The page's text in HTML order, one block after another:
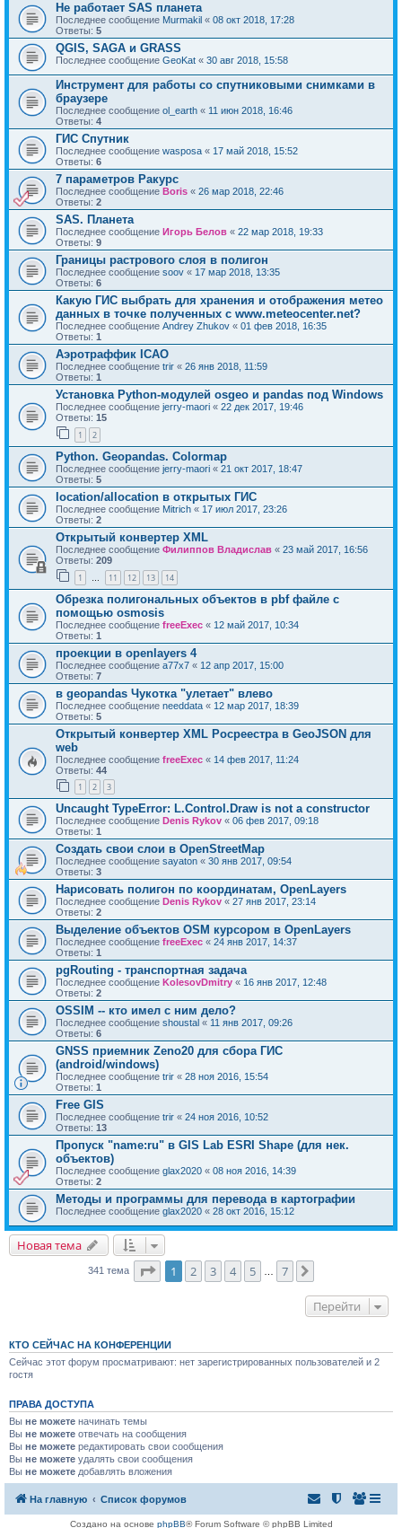
Не работает SAS планета
Последнее сообщение Murmakil « 08 окт 2018, 17:28
Ответы: 5
QGIS, SAGA и GRASS
Последнее сообщение GeoKat « 30 авг 2018, 15:58
Инструмент для работы со спутниковыми снимками в
браузере
Последнее сообщение ol_earth « 11 июн 2018, 16:46
Ответы: 4
ГИС Спутник
Последнее сообщение wasposa « 17 май 2018, 15:52
Ответы: 6
7 параметров Ракурс
Последнее сообщение Boris « 26 мар 2018, 22:46
Ответы: 2
SAS. Планета
Последнее сообщение Игорь Белов « 22 мар 2018, 19:33
Ответы: 9
Границы растрового слоя в полигон
Последнее сообщение soov « 17 мар 2018, 13:35
Ответы: 6
Какую ГИС выбрать для хранения и отображения метео
данных в точке полученных с www.meteocenter.net?
Последнее сообщение Andrey Zhukov « 01 фев 2018, 16:35
Ответы: 1
Аэротраффик ICAO
Последнее сообщение trir « 26 янв 2018, 11:59
Ответы: 1
Установка Python-модулей osgeo и pandas под Windows
Последнее сообщение jerry-maori « 22 дек 2017, 19:46
Ответы: 15
1 2
Python. Geopandas. Colormap
Последнее сообщение jerry-maori « 21 окт 2017, 18:47
Ответы: 5
location/allocation в открытых ГИС
Последнее сообщение Mitrich « 17 июл 2017, 23:26
Ответы: 2
Открытый конвертер XML
Последнее сообщение Филиппов Владислав « 23 май 2017, 16:56
Ответы: 209
1 … 11 12 13 14
Обрезка полигональных объектов в pbf файле с
помощью osmosis
Последнее сообщение freeExec « 12 май 2017, 10:34
Ответы: 1
проекции в openlayers 4
Последнее сообщение a77x7 « 12 апр 2017, 15:00
Ответы: 7
в geopandas Чукотка "улетает" влево
Последнее сообщение needdata « 12 мар 2017, 18:39
Ответы: 5
Открытый конвертер XML Росреестра в GeoJSON для
web
Последнее сообщение freeExec « 14 фев 2017, 11:24
Ответы: 44
1 2 3
Uncaught TypeError: L.Control.Draw is not a constructor
Последнее сообщение Denis Rykov « 06 фев 2017, 09:18
Ответы: 1
Создать свои слои в OpenStreetMap
Последнее сообщение sayaton « 30 янв 2017, 09:54
Ответы: 3
Нарисовать полигон по координатам, OpenLayers
Последнее сообщение Denis Rykov « 27 янв 2017, 23:14
Ответы: 2
Выделение объектов OSM курсором в OpenLayers
Последнее сообщение freeExec « 24 янв 2017, 14:37
Ответы: 1
pgRouting - транспортная задача
Последнее сообщение KolesovDmitry « 16 янв 2017, 12:48
Ответы: 2
OSSIM -- кто имел с ним дело?
Последнее сообщение shoustal « 11 янв 2017, 09:26
Ответы: 6
GNSS приемник Zeno20 для сбора ГИС
(android/windows)
Последнее сообщение trir « 28 ноя 2016, 15:54
Ответы: 1
Free GIS
Последнее сообщение trir « 24 ноя 2016, 10:52
Ответы: 13
Пропуск "name:ru" в GIS Lab ESRI Shape (для нек.
объектoв)
Последнее сообщение glax2020 « 08 ноя 2016, 14:39
Ответы: 2
Методы и программы для перевода в картографии
Последнее сообщение glax2020 « 28 окт 2016, 15:12
Новая тема
341 тема Страница1 из
1 2 3 4 5 7
Перейти
КТО СЕЙЧАС НА КОНФЕРЕНЦИИ
Сейчас этот форум просматривают: нет зарегистрированных пользователей и 2
гостя
ПРАВА ДОСТУПА
Вы не можете начинать темы
Вы не можете отвечать на сообщения
Вы не можете редактировать свои сообщения
Вы не можете удалять свои сообщения
Вы не можете добавлять вложения
На главную Список форумов
Создано на основе phpBB® Forum Software © phpBB Limited